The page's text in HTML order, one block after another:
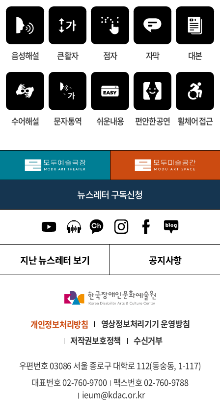
음성해설 큰 활자 점자 자막 대본
수어해설 문자 통역 쉬운내용 편안한 공연 휠체어 접근
뉴스레터 구독신청
지난 뉴스레터 보기
카카오톡 채널 이동
유튜브 이동팟캐스트 이동 네이버블로
페이스북 이동
인스타그램 이동
공지사항
개인정보처리방침
영상정보처리기기 운영방침
저작권보호정책
수신거부
우편번호 03086 서울 종로구 대학로 112(동숭동, 1-117)
대표번호 02-760-9700 팩스번호 02-760-9788
ieum@kdac.or.kr